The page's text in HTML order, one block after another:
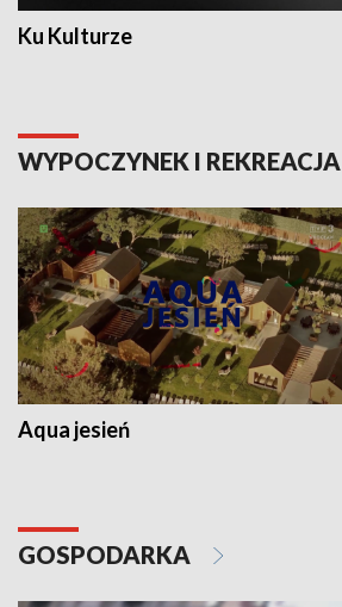
Ku Kulturze
WYPOCZYNEK I REKREACJA
Aqua jesień
GOSPODARKA